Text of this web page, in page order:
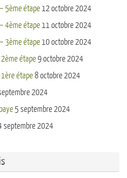
5ème étape 12 octobre 2024
4ème étape 11 octobre 2024
3ème étape 10 octobre 2024
étape9 octobre 2024
étape8 octobre 2024
2024
5 septembre 2024
septembre 2024